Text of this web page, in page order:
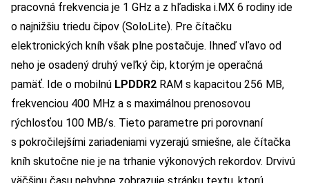
pracovná frekvencia je 1 GHz a z hľadiska i.MX 6 rodiny ide
o najnižšiu triedu čipov (SoloLite). Pre čítačku
elektronických kníh však plne postačuje. Ihneď vľavo od
neho je osadený druhý veľký čip, ktorým je operačná
pamäť. Ide o mobilnú LPDDR2 RAM s kapacitou 256 MB,
frekvenciou 400 MHz a s maximálnou prenosovou
rýchlosťou 100 MB/s. Tieto parametre pri porovnaní
s pokročilejšími zariadeniami vyzerajú smiešne, ale čítačka
kníh skutočne nie je na trhanie výkonových rekordov. Drvivú